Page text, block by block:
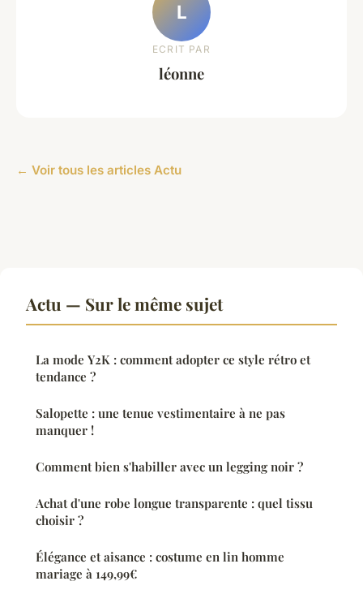
L
ECRIT PAR
léonne
← Voir tous les articles Actu
Actu — Sur le même sujet
La mode Y2K : comment adopter ce style rétro et
tendance ?
Salopette : une tenue vestimentaire à ne pas
manquer !
Comment bien s'habiller avec un legging noir ?
Achat d'une robe longue transparente : quel tissu
choisir ?
Élégance et aisance : costume en lin homme
mariage à 149,99€